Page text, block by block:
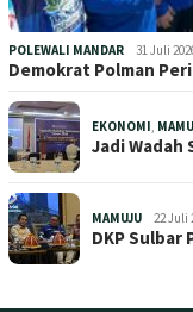
POLEWALI MANDAR 31 Juli
Demokrat Polman
EKONOMI,
Jadi
MAMUJU 22 Juli
DKP